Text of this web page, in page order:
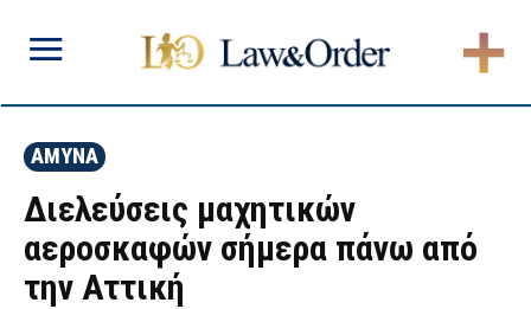
ΑΜΥΝΑ
Διελεύσεις μαχητικών
αεροσκαφών σήμερα πάνω από
την Αττική